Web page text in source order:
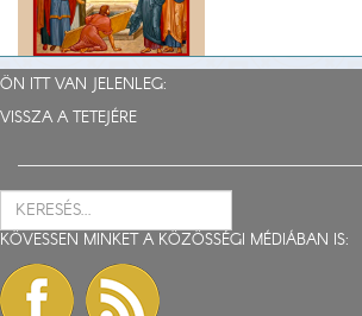
ÖN ITT VAN JELENLEG:
VISSZA A TETEJÉRE
KÖVESSEN MINKET A KÖZÖSSÉGI MÉDIÁBAN IS: